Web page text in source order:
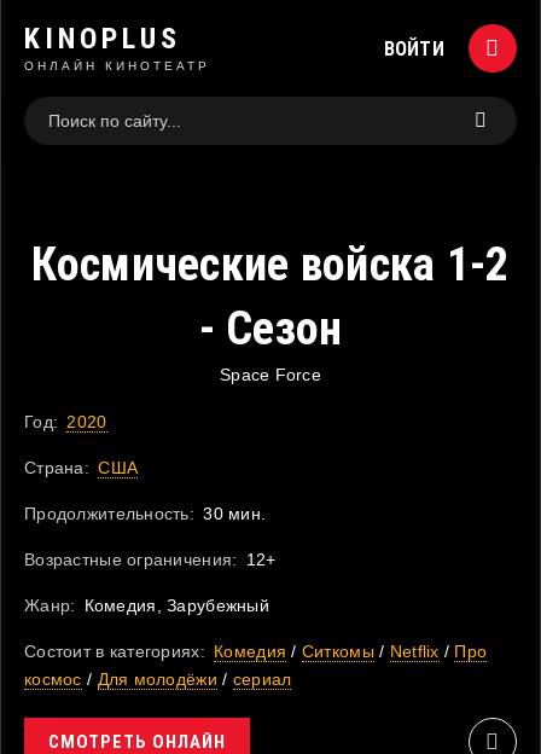
KINOPLUS
ОНЛАЙН КИНОТЕАТР
ВОЙТИ
Космические войска 1-2
- Сезон
Space Force
Год: 2020
Страна: США
Продолжительность: 30 мин.
Возрастные ограничения: 12+
Жанр: Комедия, Зарубежный
Состоит в категориях: Комедия / Ситкомы/ Netflix / Про
космос / Для молодёжи / cериал
СМОТРЕТЬ ОНЛАЙН